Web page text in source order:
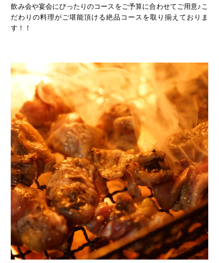
飲み会や宴会にぴったりのコースをご予算に合わせてご用意♪こ
だわりの料理がご堪能頂ける絶品コースを取り揃えておりま
す！！